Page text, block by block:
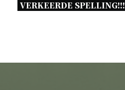
VERKEERDE SPELLING!!!